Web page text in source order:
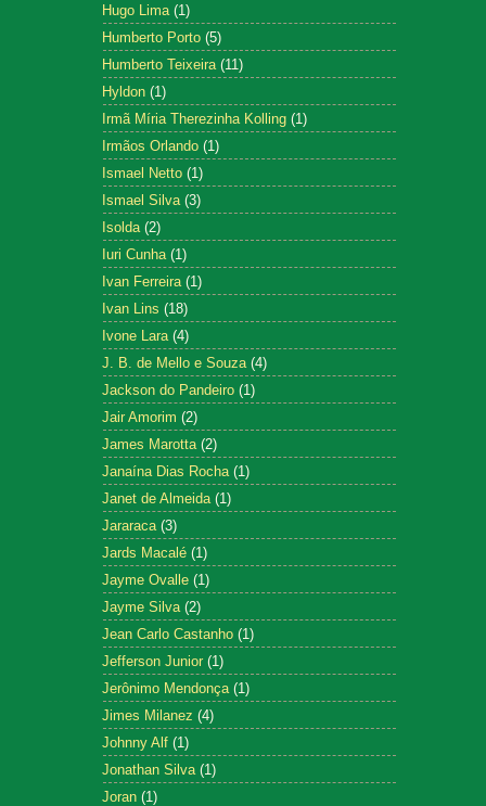
Hugo Lima (1)
Humberto Porto (5)
Humberto Teixeira (11)
Hyldon (1)
Irmã Míria Therezinha Kolling (1)
Irmãos Orlando (1)
Ismael Netto (1)
Ismael Silva (3)
Isolda (2)
Iuri Cunha (1)
Ivan Ferreira (1)
Ivan Lins (18)
Ivone Lara (4)
J. B. de Mello e Souza (4)
Jackson do Pandeiro (1)
Jair Amorim (2)
James Marotta (2)
Janaína Dias Rocha (1)
Janet de Almeida (1)
Jararaca (3)
Jards Macalé (1)
Jayme Ovalle (1)
Jayme Silva (2)
Jean Carlo Castanho (1)
Jefferson Junior (1)
Jerônimo Mendonça (1)
Jimes Milanez (4)
Johnny Alf (1)
Jonathan Silva (1)
Joran (1)